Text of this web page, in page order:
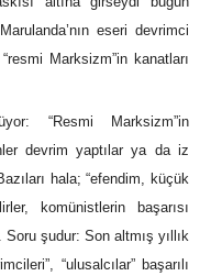
eseri devrimci
Marksizm”in kanatları
“Resmi Marksizm”in
devrim yaptılar ya da iz
hala; “efendim, küçük
komünistlerin başarısı
şudur: Son altmış yıllık
“ulusalcılar” başarılı